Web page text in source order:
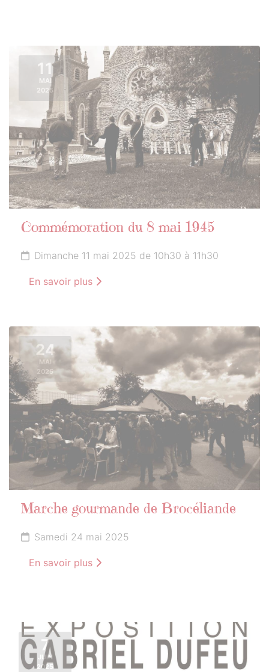
11
MAI
2025
Commémoration du 8 mai 1945
Dimanche 11 mai 2025 de 10h30 à 11h30
En savoir plus
24
MAI
2025
Marche gourmande de Brocéliande
Samedi 24 mai 2025
En savoir plus
7
JUIN
2025